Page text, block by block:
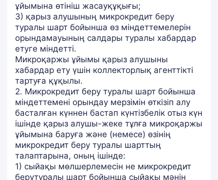
ұйымына өтініш жасауқұқығы;
3) қарыз алушының микрокредит беру
туралы шарт бойынша өз міндеттемелерін
орындамауының салдары туралы хабардар
етуге міндетті.
Микроқаржы ұйымы қарыз алушыны
хабардар ету үшін коллекторлық агенттікті
тартуға құқылы.
2. Микрокредит беру туралы шарт бойынша
міндеттемені орындау мерзімін өткізіп алу
басталған күннен бастап күнтізбелік отыз күн
ішінде қарыз алушы-жеке тұлға микроқаржы
ұйымына баруға және (немесе) өзінің
микрокредит беру туралы шарттың
талаптарына, оның ішінде:
1) сыйақы мөлшерлемесін не микрокредит
берутуралы шарт бойынша сыйақы мәнін